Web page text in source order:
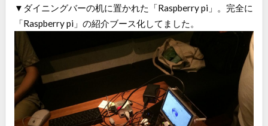
▼ダイニングバーの机に置かれた「Raspberry pi」。完全に
「Raspberry pi」の紹介ブース化してました。